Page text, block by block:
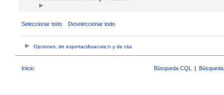
Seleccionar todo Deseleccionar todo
Opciones, de exportaci&oacute;n y de cita
Inicio Búsqueda CQL |